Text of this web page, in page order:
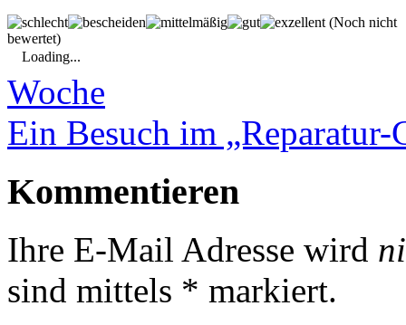
(Noch nicht
bewertet)
Loading...
Woche
Ein Besuch im
Kommentieren
Ihre E-Mail Adresse wird
sind mittels * markiert.